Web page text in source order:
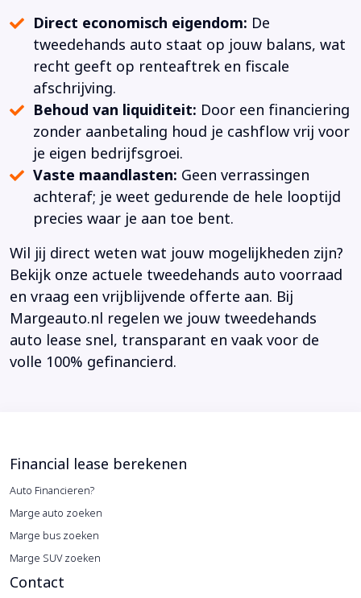
Direct economisch eigendom: De
tweedehands auto staat op jouw balans, wat
recht geeft op renteaftrek en fiscale
afschrijving.
Behoud van liquiditeit: Door een financiering
zonder aanbetaling houd je cashflow vrij voor
je eigen bedrijfsgroei.
Vaste maandlasten: Geen verrassingen
achteraf; je weet gedurende de hele looptijd
precies waar je aan toe bent.
Wil jij direct weten wat jouw mogelijkheden zijn?
Bekijk onze actuele tweedehands auto voorraad
en vraag een vrijblijvende offerte aan. Bij
Margeauto.nl regelen we jouw tweedehands
auto lease snel, transparant en vaak voor de
volle 100% gefinancierd.
Financial lease berekenen
Auto Financieren?
Marge auto zoeken
Marge bus zoeken
Marge SUV zoeken
Contact